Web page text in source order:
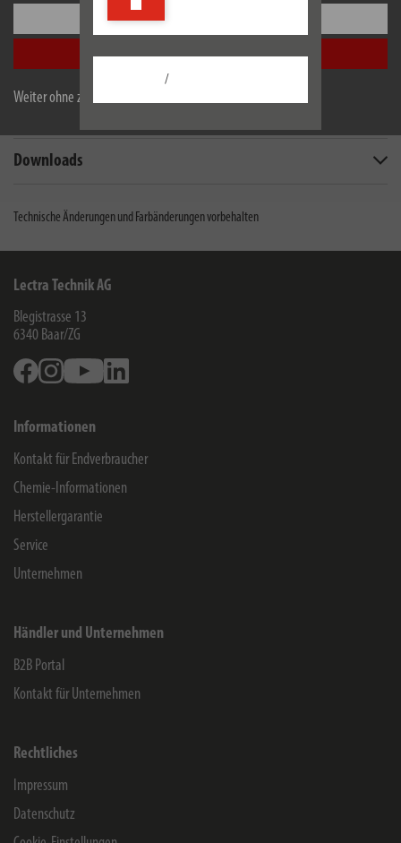
Alle akzeptieren
Weiter ohne zu akzeptieren
/
Technische Daten
Downloads
Technische Änderungen und Farbänderungen vorbehalten
Lectra Technik AG
Blegistrasse 13
6340 Baar/ZG
FacebookInstagramYoutube
Informationen
Kontakt für Endverbraucher
Chemie-Informationen
Herstellergarantie
Service
Unternehmen
Händler und Unternehmen
B2B Portal
Kontakt für Unternehmen
Rechtliches
Impressum
Datenschutz